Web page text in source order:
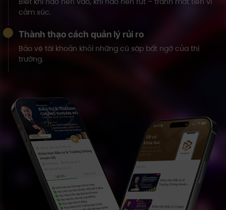
cảm xúc.
Thành thạo cách quản lý rủi ro
Bảo vệ tài khoản khỏi những cú sập bất ngờ của thị
trường.